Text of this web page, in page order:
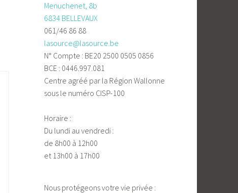
Menuchenet, 8b
6834 BELLEVAUX
061/46 86 88
lasource@lasource.be
N° Compte : BE20 2500 0505 0856
BCE : 0446.997.081
Centre agréé par la Région Wallonne
sous le numéro CISP-100
Horaire :
Du lundi au vendredi :
de 8h00 à 12h00
et 13h00 à 17h00
Nous protégeons votre vie privée :